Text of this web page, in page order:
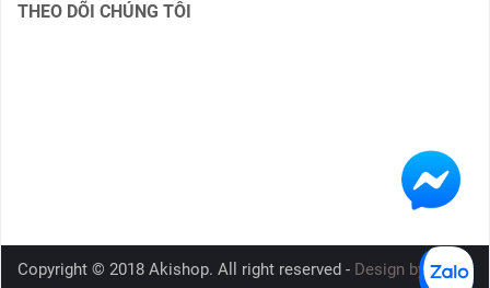
THEO DÕI CHÚNG TÔI
Copyright © 2018 Akishop. All right reserved - Design by